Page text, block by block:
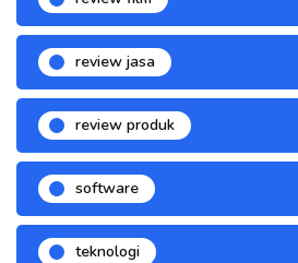
review jasa
review produk
software
teknologi